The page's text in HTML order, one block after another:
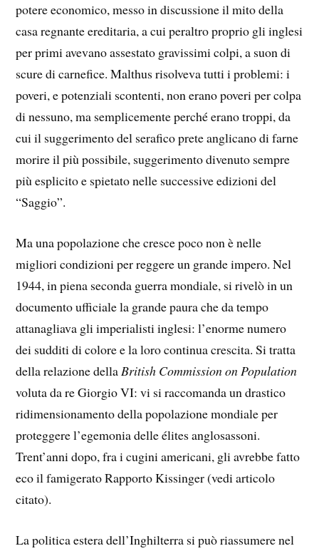
potere economico, messo in discussione il mito della
casa regnante ereditaria, a cui peraltro proprio gli inglesi
per primi avevano assestato gravissimi colpi, a suon di
scure di carnefice. Malthus risolveva tutti i problemi: i
poveri, e potenziali scontenti, non erano poveri per colpa
di nessuno, ma semplicemente perché erano troppi, da
cui il suggerimento del serafico prete anglicano di farne
morire il più possibile, suggerimento divenuto sempre
più esplicito e spietato nelle successive edizioni del
“Saggio”.
Ma una popolazione che cresce poco non è nelle
migliori condizioni per reggere un grande impero. Nel
1944, in piena seconda guerra mondiale, si rivelò in un
documento ufficiale la grande paura che da tempo
attanagliava gli imperialisti inglesi: l’enorme numero
dei sudditi di colore e la loro continua crescita. Si tratta
della relazione dellaBritish Commission on Population
voluta da re Giorgio VI: vi si raccomanda un drastico
ridimensionamento della popolazione mondiale per
proteggere l’egemonia delle élites anglosassoni.
Trent’anni dopo, fra i cugini americani, gli avrebbe fatto
eco il famigerato Rapporto Kissinger (vedi articolo
citato).
La politica estera dell’Inghilterra si può riassumere nel